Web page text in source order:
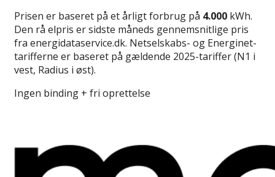
Prisen er baseret på et årligt forbrug på 4.000 kWh.
Den rå elpris er sidste måneds gennemsnitlige pris
fra energidataservice.dk. Netselskabs- og Energinet-
tarifferne er baseret på gældende 2025-tariffer (N1 i
vest, Radius i øst).
Ingen binding + fri oprettelse